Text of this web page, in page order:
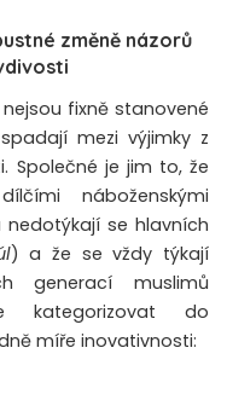
změně názorů
fixně stanovené
mezi výjimky z
Společné je jim to, že
náboženskými
se hlavních
) a že se vždy týkají
generací muslimů
kategorizovat do
míře inovativnosti: